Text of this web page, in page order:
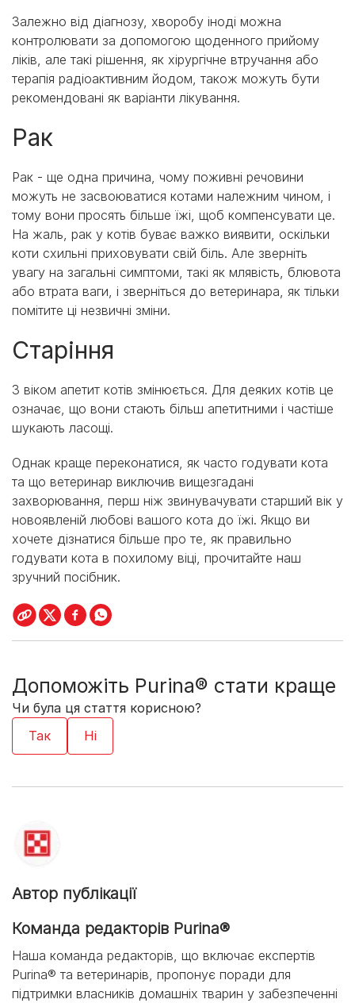
Залежно від діагнозу, хворобу іноді можна
контролювати за допомогою щоденного прийому
ліків, але такі рішення, як хірургічне втручання або
терапія радіоактивним йодом, також можуть бути
рекомендовані як варіанти лікування.
Рак
Рак - ще одна причина, чому поживні речовини
можуть не засвоюватися котами належним чином, і
тому вони просять більше їжі, щоб компенсувати це.
На жаль, рак у котів буває важко виявити, оскільки
коти схильні приховувати свій біль. Але зверніть
увагу на загальні симптоми, такі як млявість, блювота
або втрата ваги, і зверніться до ветеринара, як тільки
помітите ці незвичні зміни.
Старіння
З віком апетит котів змінюється. Для деяких котів це
означає, що вони стають більш апетитними і частіше
шукають ласощі.
Однак краще переконатися, як часто годувати кота
та що ветеринар виключив вищезгадані
захворювання, перш ніж звинувачувати старший вік у
новоявленій любові вашого кота до їжі. Якщо ви
хочете дізнатися більше про те, як правильно
годувати кота в похилому віці, прочитайте наш
зручний посібник.
Допоможіть Purina® стати краще
Чи була ця стаття корисною?
Автор публікації
Команда редакторів Purina®
Наша команда редакторів, що включає експертів
Purina® та ветеринарів, пропонує поради для
підтримки власників домашніх тварин у забезпеченні